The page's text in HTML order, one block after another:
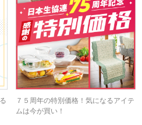
７５周年の特別価格！気になるアイテ
ムは今が買い！